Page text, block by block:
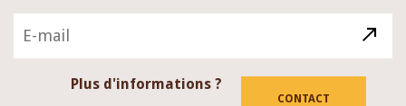
Plus d'informations ?
CONTACT